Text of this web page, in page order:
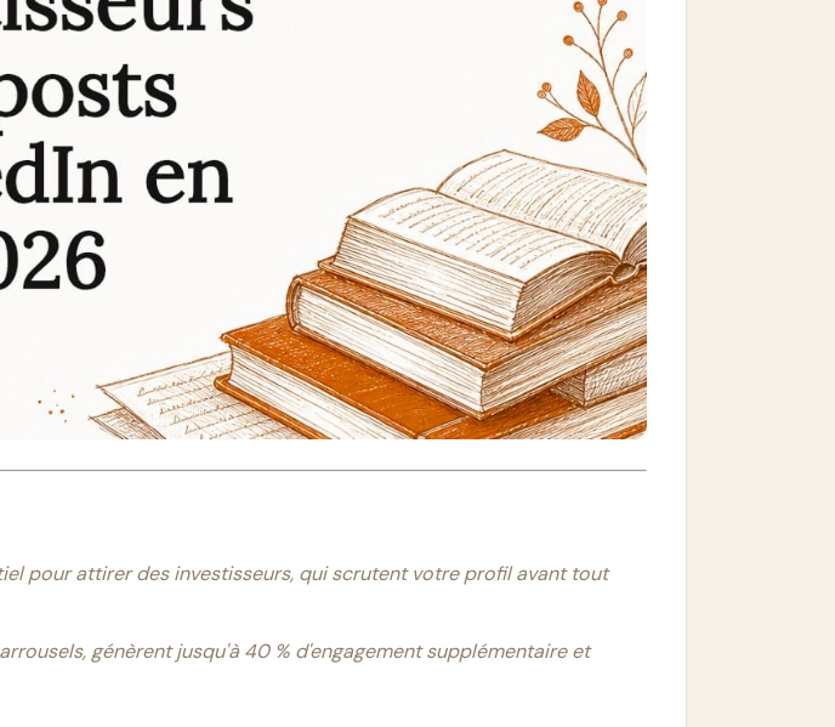
pour attirer des investisseurs, qui scrutent votre profil avant tout
génèrent jusqu'à 40 % d'engagement supplémentaire et